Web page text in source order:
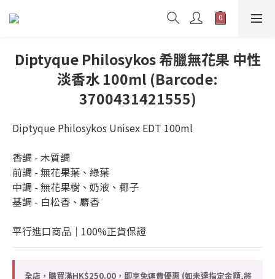
Diptyque Philosykos 希臘無花果 中性
淡香水 100ml (Barcode:
3700431421555)
Diptyque Philosykos Unisex EDT 100ml
香調 - 木質調
前調 - 無花果葉、綠葉
中調 - 無花果樹、奶液、椰子
基調 - 白松香、麝香
平行進口商品｜100%正貨保證
全店，購買滿HK$250.00，即享免運費優惠 (如未達指定金額,將